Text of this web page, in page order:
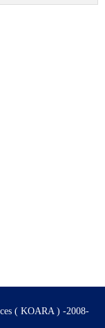
( KOARA ) -2008-